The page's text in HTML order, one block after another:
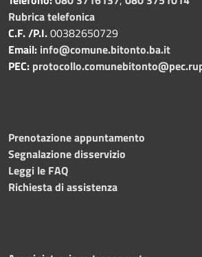
Rubrica telefonica
C.F. /P.I.00382650729
Email: info@comune.bitonto.ba.it
PEC:
Prenotazione appuntamento
Segnalazione disservizio
Leggi le FAQ
Richiesta di assistenza